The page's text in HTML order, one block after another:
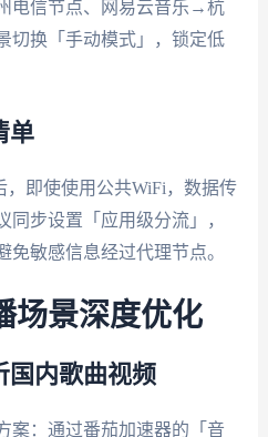
电信节点、网易云音乐→杭
切换「手动模式」，锁定低
单
，即使使用公共WiFi，数据传
步设置「应用级分流」，
敏感信息经过代理节点。
场景深度优化
国内歌曲视频
案：通过番茄加速器的「音